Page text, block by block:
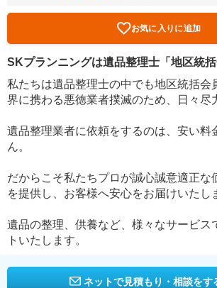
お気に入りに追加
SKプランニングは遺品整理士「地区統括
私たちは遺品整理士の中でも地区統括会
界に携わる悪徳業者撲滅のため、日々尽
遺品整理業者に依頼をするのは、安い料
ん。
だからこそ私たちプロが誠心誠意適正な
を提供し、お客様へ安心をお届けいたし
遺品の整理、供養など、様々なサービス
トいたします。
ネットで見積もり・相談をす